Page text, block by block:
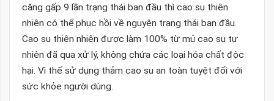
căng gấp 9 lần trạng thái ban đầu thì cao su thiên
nhiên có thể phục hồi về nguyên trạng thái ban đầu.
Cao su thiên nhiên được làm 100% từ mủ cao su tự
nhiên đã qua xử lý, không chứa các loại hóa chất độc
hại. Vì thế sử dụng thảm cao su an toàn tuyệt đối với
sức khỏe người dùng.